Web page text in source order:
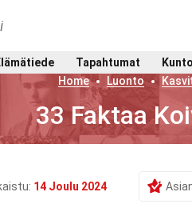
Tapahtumat
Home
Luonto
33 Faktaa
14 Joulu 2024